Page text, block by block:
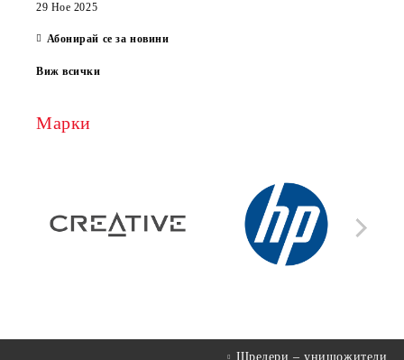
29 Ное 2025
Абонирай се за новини
Виж всички
Марки
Шредери – унищожители